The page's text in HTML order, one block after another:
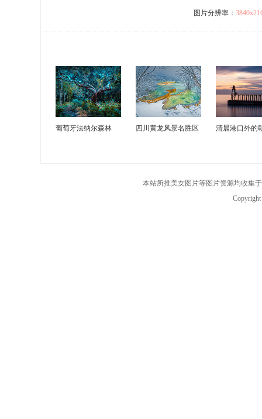
图片分辨率：
葡萄牙法纳尔森林 四川黄龙风景名胜区 清晨港口外的
本站所推美女图片等图片资源均收集